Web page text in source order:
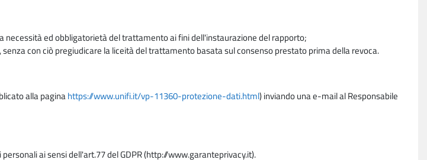
ed obbligatorietà del trattamento ai fini dell'instaurazione del rapporto;
con ciò pregiudicare la liceità del trattamento basata sul consenso prestato prima della revoca.
alla paginahttps://www.unifi.it/vp-11360-protezione-dati.html) inviando una e-mail al Responsabile
ai sensi dell'art.77 del GDPR (http://www.garanteprivacy.it).